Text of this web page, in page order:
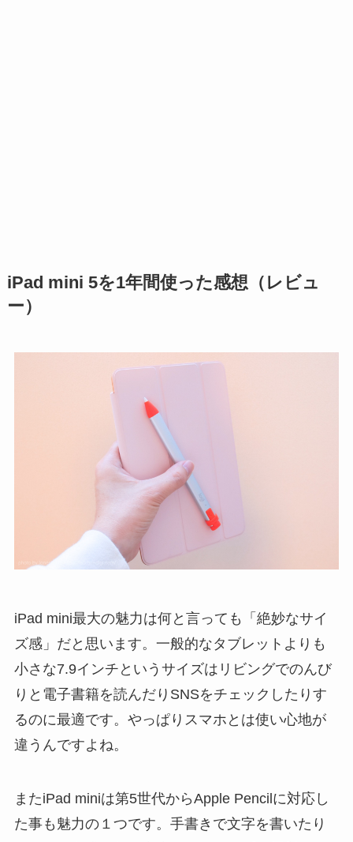
iPad mini 5を1年間使った感想（レビュ
ー）
iPad mini最大の魅力は何と言っても「絶妙なサイ
ズ感」だと思います。一般的なタブレットよりも
小さな7.9インチというサイズはリビングでのんび
りと電子書籍を読んだりSNSをチェックしたりす
るのに最適です。やっぱりスマホとは使い心地が
違うんですよね。
またiPad miniは第5世代からApple Pencilに対応し
た事も魅力の１つです。手書きで文字を書いたり